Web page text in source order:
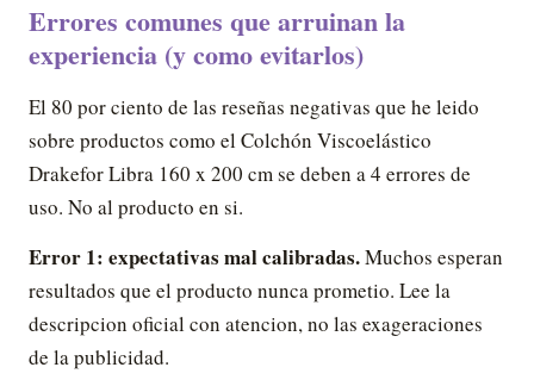
Errores comunes que arruinan la
experiencia (y como evitarlos)
El 80 por ciento de las reseñas negativas que he leido
sobre productos como el Colchón Viscoelástico
Drakefor Libra 160 x 200 cm se deben a 4 errores de
uso. No al producto en si.
Error 1: expectativas mal calibradas.Muchos esperan
resultados que el producto nunca prometio. Lee la
descripcion oficial con atencion, no las exageraciones
de la publicidad.